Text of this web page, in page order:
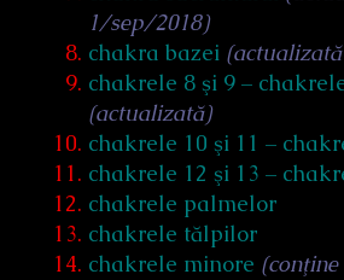
1/sep/2018)
chakra bazei
chakrele 8 şi 9 –
(actualizată)
chakrele 10 şi 11 –
chakrele 12 şi 13 –
chakrele palmelor
chakrele tălpilor
chakrele minore (